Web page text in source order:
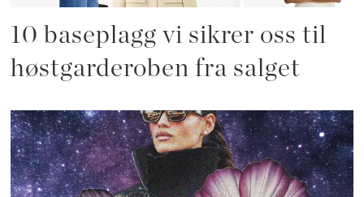
10 baseplagg vi sikrer oss til
høstgarderoben fra salget